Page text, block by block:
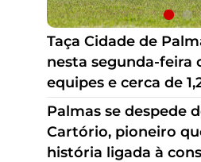
Palmas se despede
Cartório, pioneiro
história ligada à
Capital
Taça Cidade de
nesta segunda-feira